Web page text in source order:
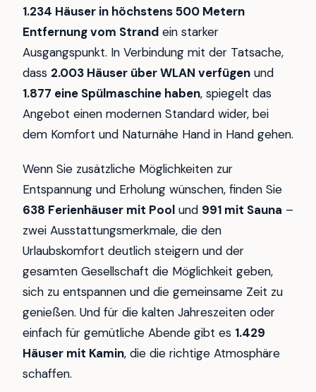
1.234 Häuser in höchstens 500 Metern
Entfernung vom Strand ein starker
Ausgangspunkt. In Verbindung mit der Tatsache,
dass 2.003 Häuser über WLAN verfügen und
1.877 eine Spülmaschine haben, spiegelt das
Angebot einen modernen Standard wider, bei
dem Komfort und Naturnähe Hand in Hand gehen.
Wenn Sie zusätzliche Möglichkeiten zur
Entspannung und Erholung wünschen, finden Sie
638 Ferienhäuser mit Pool und 991 mit Sauna –
zwei Ausstattungsmerkmale, die den
Urlaubskomfort deutlich steigern und der
gesamten Gesellschaft die Möglichkeit geben,
sich zu entspannen und die gemeinsame Zeit zu
genießen. Und für die kalten Jahreszeiten oder
einfach für gemütliche Abende gibt es 1.429
Häuser mit Kamin, die die richtige Atmosphäre
schaffen.